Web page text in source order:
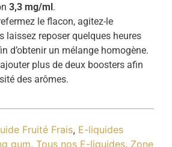
3,3 mg/ml.
le flacon, agitez-le
laissez reposer quelques heures
d’obtenir un mélange homogène.
plus de deux boosters afin
des arômes.
Fruité Frais, E-liquides
gum, Tous nos E-liquides, Zone